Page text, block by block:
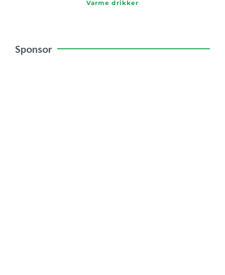
Varme drikker
Sponsor